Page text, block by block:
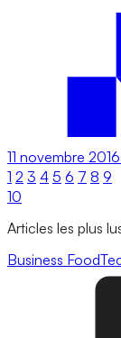
11 novembre 2016
1 2 3 4 5 6 7 8 9
10
Articles les plus
Business